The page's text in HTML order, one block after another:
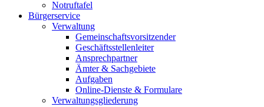
Notruftafel
Bürgerservice
Verwaltung
Gemeinschaftsvorsitzender
Geschäftsstellenleiter
Ansprechpartner
Ämter & Sachgebiete
Aufgaben
Online-Dienste & Formulare
Verwaltungsgliederung